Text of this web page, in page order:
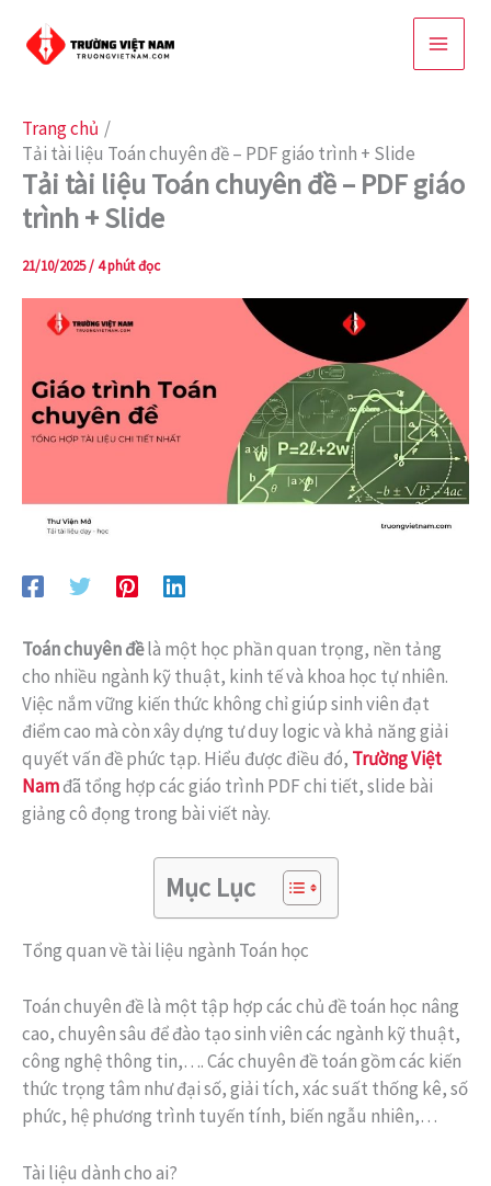
Trang chủ
Tải tài liệu Toán chuyên đề – PDF giáo trình + Slide
Tải tài liệu Toán chuyên đề – PDF giáo
trình + Slide
21/10/2025/4 phút đọc
Toán chuyên đềlà một học phần quan trọng, nền tảng
cho nhiều ngành kỹ thuật, kinh tế và khoa học tự nhiên.
Việc nắm vững kiến thức không chỉ giúp sinh viên đạt
điểm cao mà còn xây dựng tư duy logic và khả năng giải
quyết vấn đề phức tạp. Hiểu được điều đó, Trường Việt
Namđã tổng hợp các giáo trình PDF chi tiết, slide bài
giảng cô đọng trong bài viết này.
Mục Lục
Tổng quan về tài liệu ngành Toán học
Toán chuyên đề là một tập hợp các chủ đề toán học nâng
cao, chuyên sâu để đào tạo sinh viên các ngành kỹ thuật,
công nghệ thông tin,…. Các chuyên đề toán gồm các kiến
thức trọng tâm như đại số, giải tích, xác suất thống kê, số
phức, hệ phương trình tuyến tính, biến ngẫu nhiên,…
Tài liệu dành cho ai?